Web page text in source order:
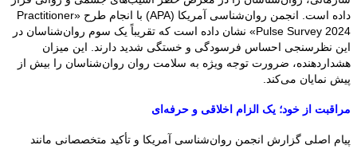
داده است. انجمن روان‌شناسی آمریکا (APA) با انجام طرح «Practitioner
Pulse Survey 2024» نشان داده است که تقریباً یک سوم روان‌شناسان در
این نظرسنجی احساس فرسودگی و خستگی شدید دارند. این میزان
هشداردهنده، ضرورت توجه ویژه به سلامت روان روان‌شناسان را بیش از
پیش نمایان می‌کند.
مراقبت از خود؛ یک الزام اخلاقی و حرفه‌ای
پیام اصلی گزارش انجمن روان‌شناسی آمریکا و تأکید متخصصانی مانند